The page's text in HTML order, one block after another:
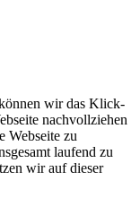
wir das Klick-
nachvollziehen
Webseite zu
laufend zu
wir auf dieser